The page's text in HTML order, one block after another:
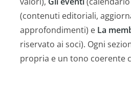
(contenuti editoriali,
approfondimenti) e La
riservato ai soci). Ogni
propria e un tono coerente